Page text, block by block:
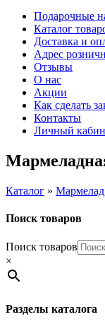
Подарочные
Каталог
Доставка и
Адрес
Отзывы
О нас
Акции
Как сделать
Контакты
Личный
Каталог »
Поиск товаров
Поиск товаров
×
Разделы каталога